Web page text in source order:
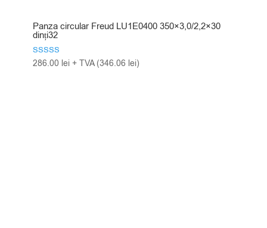
Panza circular Freud LU1E0400 350×3,0/2,2×30
dinți32
Evaluat la
5.00
286.00 lei + TVA (346.06 lei)